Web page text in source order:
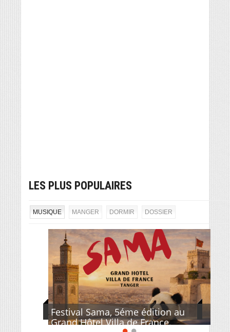
LES PLUS POPULAIRES
MUSIQUE MANGER DORMIR DOSSIER
Festival Sama, 5éme édition au
Grand Hôtel Villa de France.